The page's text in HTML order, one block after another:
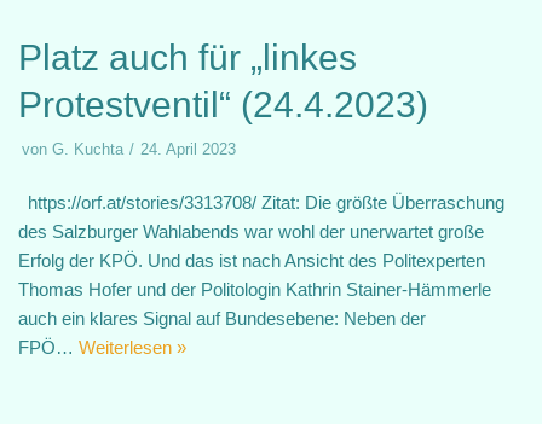
Platz auch für „linkes
Protestventil“ (24.4.2023)
von G. Kuchta 24. April 2023
https://orf.at/stories/3313708/ Zitat: Die größte Überraschung
des Salzburger Wahlabends war wohl der unerwartet große
Erfolg der KPÖ. Und das ist nach Ansicht des Politexperten
Thomas Hofer und der Politologin Kathrin Stainer-Hämmerle
auch ein klares Signal auf Bundesebene: Neben der
FPÖ… Weiterlesen »